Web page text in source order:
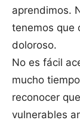
aprendimos.
tenemos que
doloroso.
No es fácil
mucho
reconocer
vulnerables